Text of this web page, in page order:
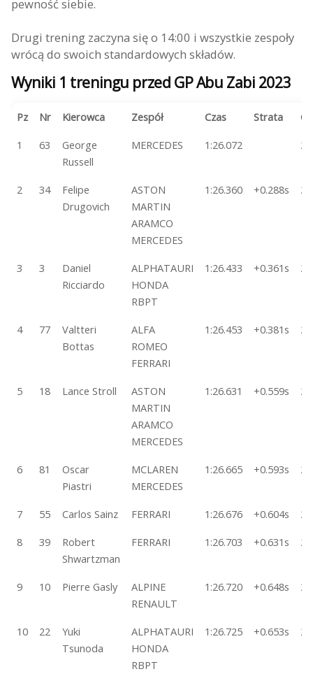
pewność siebie.
Drugi trening zaczyna się o 14:00 i wszystkie zespoły
wrócą do swoich standardowych składów.
Wyniki 1 treningu przed GP Abu Zabi 2023
Pz Nr Kierowca Zespół Czas Strata
1
63
George
Russell
MERCEDES 1:26.072 26
2 34
Felipe
Drugovich
ASTON
MARTIN
ARAMCO
MERCEDES
1:26.360 +0.288s 26
3 3
Daniel
Ricciardo
ALPHATAURI
HONDA
RBPT
1:26.433 +0.361s 26
4 77
Valtteri
Bottas
ALFA
ROMEO
FERRARI
1:26.453 +0.381s 21
5 18 Lance Stroll
ASTON
MARTIN
ARAMCO
MERCEDES
1:26.631 +0.559s 21
6 81
Oscar
Piastri
MCLAREN
MERCEDES
1:26.665 +0.593s 25
7 55 Carlos Sainz FERRARI 1:26.676 +0.604s
24
8
39
Robert
Shwartzman
FERRARI 1:26.703 +0.631s 25
9 10 Pierre Gasly
ALPINE
RENAULT
1:26.720 +0.648s 26
10 22
Yuki
Tsunoda
ALPHATAURI
HONDA
RBPT
1:26.725 +0.653s 27